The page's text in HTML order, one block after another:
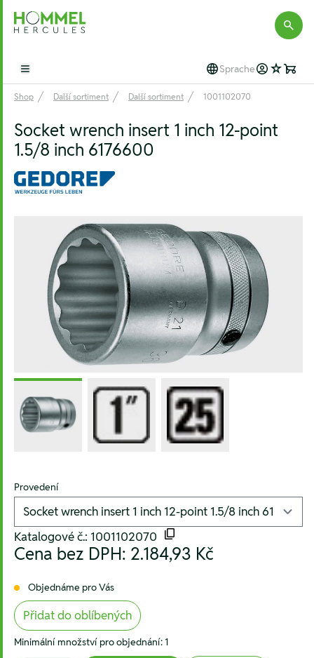
Hommel Hercules
Open main menu Sprache
Shop Další sortiment Další sortiment 1001102070
Socket wrench insert 1 inch 12-point
1.5/8 inch 6176600
Provedení
Katalogové č.: 1001102070
Cena bez DPH: 2.184,93 Kč
Objednáme pro Vás
Přidat do oblíbených
Minimální množství pro objednání: 1